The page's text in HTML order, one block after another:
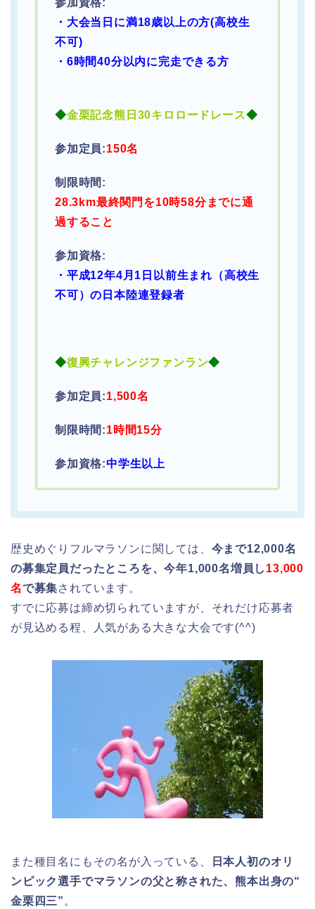
・大会当日に満18歳以上の方(高校生
不可)
・6時間40分以内に完走できる方
◆金栗記念熊日30キロロードレース◆
参加定員:150名
制限時間:
28.3km最終関門を10時58分までに通
過すること
参加資格:
・平成12年4月1日以前生まれ（高校生
不可）の日本陸連登録者
◆復興チャレンジファンラン◆
参加定員:1,500名
制限時間:1時間15分
参加資格:中学生以上
歴史めぐりフルマラソンに関しては、 今まで12,000名
の募集定員だったところを、今年1,000名増員し 13,000
名で募集されています。
すでに応募は締め切られていますが、 それだけ応募者
が見込める程、
人気がある大きな大会です(^^)
また種目名にもその名が入っている、
日本人初のオリ
ンピック選手でマラソンの父と称された、熊本出身の“
金栗四三” 。